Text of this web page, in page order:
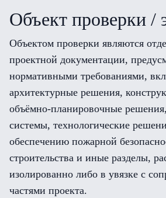
Объект проверки /
Объектом проверки являются
проектной документации,
нормативными требованиями,
архитектурные решения,
объёмно-планировочные
системы, технологические
обеспечению пожарной
строительства и иные разделы,
изолированно либо в увязке с
частями проекта.